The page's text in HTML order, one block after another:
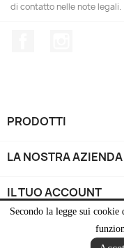
Secondo la legge sui
di contatto nelle note legali.
PRODOTTI
LA NOSTRA AZIENDA
IL TUO ACCOUNT
INFORMAZIONI